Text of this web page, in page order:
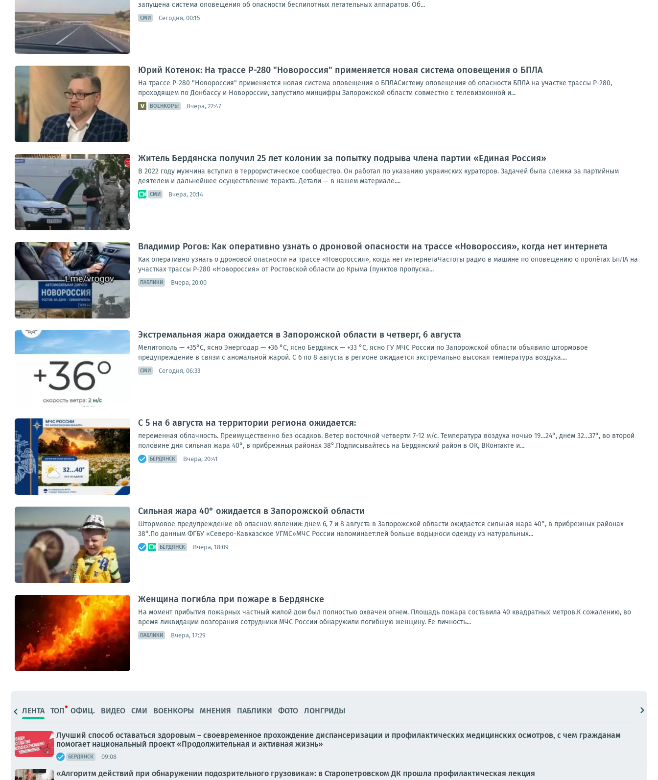
запущена система оповещения об опасности беспилотных летательных аппаратов. Об...
СМИ Сегодня, 00:15
Юрий Котенок: На трассе Р-280 "Новороссия" применяется новая система оповещения о БПЛА
На трассе Р-280 "Новороссия" применяется новая система оповещения о БПЛАСистему оповещения об опасности БПЛА на участке трассы Р-280,
проходящем по Донбассу и Новороссии, запустило минцифры Запорожской области совместно с телевизионной и...
ВОЕНКОРЫ Вчера, 22:47
Житель Бердянска получил 25 лет колонии за попытку подрыва члена партии «Единая Россия»
В 2022 году мужчина вступил в террористическое сообщество. Он работал по указанию украинских кураторов. Задачей была слежка за партийным
деятелем и дальнейшее осуществление теракта. Детали — в нашем материале....
СМИ Вчера, 20:14
Владимир Рогов: Как оперативно узнать о дроновой опасности на трассе «Новороссия», когда нет интернета
Как оперативно узнать о дроновой опасности на трассе «Новороссия», когда нет интернетаЧастоты радио в машине по оповещению о пролётах БпЛА на
участках трассы Р-280 «Новороссия» от Ростовской области до Крыма (пунктов пропуска...
ПАБЛИКИ Вчера, 20:00
Экстремальная жара ожидается в Запорожской области в четверг, 6 августа
Мелитополь — +35°С, ясно Энергодар — +36 °С, ясно Бердянск — +33 °С, ясно ГУ МЧС России по Запорожской области объявило штормовое
предупреждение в связи с аномальной жарой. С 6 по 8 августа в регионе ожидается экстремально высокая температура воздуха....
СМИ Сегодня, 06:33
С 5 на 6 августа на территории региона ожидается:
переменная облачность. Преимущественно без осадков. Ветер восточной четверти 7-12 м/с. Температура воздуха ночью 19…24°, днем 32…37°, во второй
половине дня сильная жара 40°, в прибрежных районах 38°.Подписывайтесь на Бердянский район в ОК, ВКонтакте и...
БЕРДЯНСК Вчера, 20:41
Сильная жара 40° ожидается в Запорожской области
Штормовое предупреждение об опасном явлении: днем 6, 7 и 8 августа в Запорожской области ожидается сильная жара 40°, в прибрежных районах
38°.По данным ФГБУ «Северо-Кавказское УГМС»МЧС России напоминает:пей больше воды;носи одежду из натуральных...
БЕРДЯНСК Вчера, 18:09
Женщина погибла при пожаре в Бердянске
На момент прибытия пожарных частный жилой дом был полностью охвачен огнем. Площадь пожара составила 40 квадратных метров.К сожалению, во
время ликвидации возгорания сотрудники МЧС России обнаружили погибшую женщину. Ее личность...
ПАБЛИКИ Вчера, 17:29
ЛЕНТА ТОП ОФИЦ. ВИДЕО СМИ ВОЕНКОРЫ МНЕНИЯ ПАБЛИКИ ФОТО ЛОНГРИДЫ
Лучший способ оставаться здоровым – своевременное прохождение диспансеризации и профилактических медицинских осмотров, с чем гражданам
помогает национальный проект «Продолжительная и активная жизнь»
БЕРДЯНСК 09:08
«Алгоритм действий при обнаружении подозрительного грузовика»: в Старопетровском ДК прошла профилактическая лекция